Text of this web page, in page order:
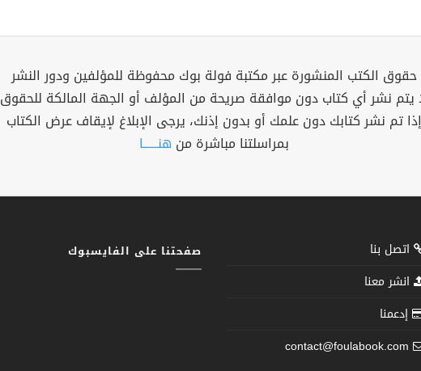
حقوق الكتب المنشورة عبر مكتبة فولة بوك محفوظة للمؤلفين ودور النشر
يتم نشر أي كتاب دون موافقة صريحة من المؤلف أو الجهة المالكة للحقوق
إذا تم نشر كتابك دون علمك أو بدون إذنك، يرجى الإبلاغ لإيقاف عرض الكتاب
بمراسلتنا مباشرة من هنــــــا
اتصل بنا
انشر معنا
إدعمنا
contact@foulabook.com
صفحتنا على الفايسبوك